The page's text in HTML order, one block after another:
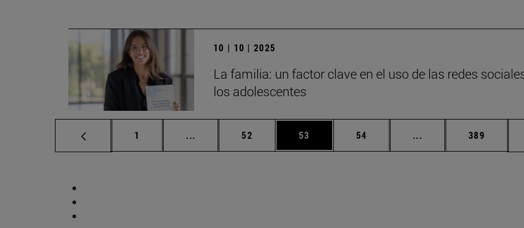
10 | 10 | 2025
La familia: un factor clave en el uso de las redes
los adolescentes
Página
1 ... Páginas intermedias Use TAB para desplazarse.
Página
52 Página
53 Página
54 ... Páginas intermedias
Página
389